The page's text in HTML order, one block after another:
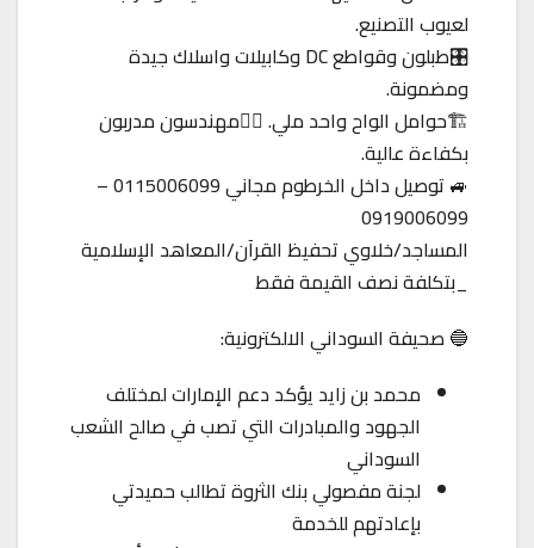
لعيوب التصنيع.
🎛️طبلون وقواطع DC وكابيلات واسلاك جيدة
ومضمونة.
🏗️حوامل الواح واحد ملي. 👷‍♂️مهندسون مدربون
بكفاءة عالية.
🚙 توصيل داخل الخرطوم مجاني 0115006099 –
0919006099
المساجد/خلاوي تحفيظ القرآن/المعاهد الإسلامية
_بتكلفة نصف القيمة فقط
🔵 صحيفة السوداني الالكترونية:
محمد بن زايد يؤكد دعم الإمارات لمختلف
الجهود والمبادرات التي تصب في صالح الشعب
السوداني
لجنة مفصولي بنك الثروة تطالب حميدتي
بإعادتهم للخدمة